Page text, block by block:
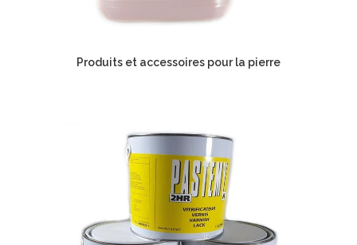
Produits et accessoires pour la pierre